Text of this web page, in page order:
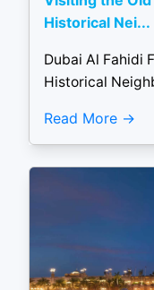
Historical Nei...
Dubai Al Fahidi
Historical
Read More